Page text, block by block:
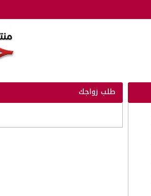
طلب زواجك